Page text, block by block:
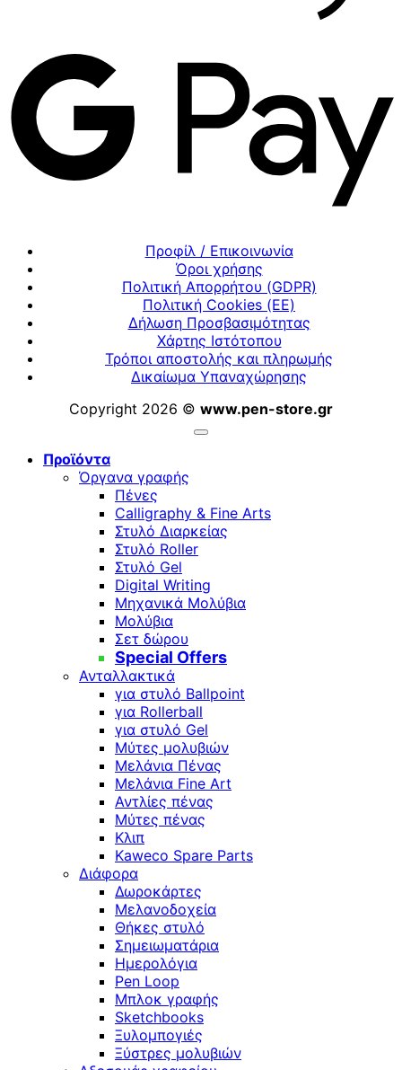
Προφίλ / Επικοινωνία
Όροι χρήσης
Πολιτική Απορρήτου (GDPR)
Πολιτική Cookies (ΕΕ)
Δήλωση Προσβασιμότητας
Χάρτης Ιστότοπου
Τρόποι αποστολής και πληρωμής
Δικαίωμα Υπαναχώρησης
Copyright 2026 © www.pen-store.gr
Προϊόντα
Όργανα γραφής
Πένες
Calligraphy & Fine Arts
Στυλό Διαρκείας
Στυλό Roller
Στυλό Gel
Digital Writing
Μηχανικά Μολύβια
Μολύβια
Σετ δώρου
Special Offers
Ανταλλακτικά
για στυλό Ballpoint
για Rollerball
για στυλό Gel
Μύτες μολυβιών
Μελάνια Πένας
Μελάνια Fine Art
Αντλίες πένας
Μύτες πένας
Κλιπ
Kaweco Spare Parts
Διάφορα
Δωροκάρτες
Μελανοδοχεία
Θήκες στυλό
Σημειωματάρια
Ημερολόγια
Pen Loop
Μπλοκ γραφής
Sketchbooks
Ξυλομπογιές
Ξύστρες μολυβιών